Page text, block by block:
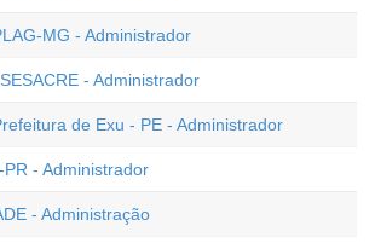
MG - Administrador
- Administrador
de Exu - PE - Administrador
- Administrador
- Administração